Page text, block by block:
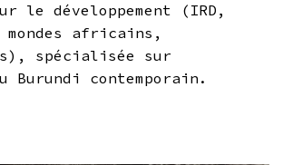
le développement (IRD,
africains,
spécialisée sur
contemporain.